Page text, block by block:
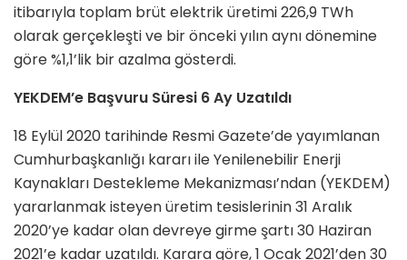
itibarıyla toplam brüt elektrik üretimi 226,9 TWh
olarak gerçekleşti ve bir önceki yılın aynı dönemine
göre %1,1’lik bir azalma gösterdi.
YEKDEM’e Başvuru Süresi 6 Ay Uzatıldı
18 Eylül 2020 tarihinde Resmi Gazete’de yayımlanan
Cumhurbaşkanlığı kararı ile Yenilenebilir Enerji
Kaynakları Destekleme Mekanizması’ndan (YEKDEM)
yararlanmak isteyen üretim tesislerinin 31 Aralık
2020’ye kadar olan devreye girme şartı 30 Haziran
2021’e kadar uzatıldı. Karara göre, 1 Ocak 2021’den 30